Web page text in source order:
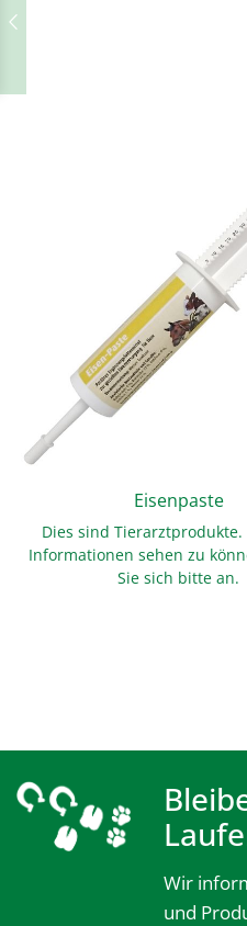
Eisenpaste
Dies sind
Informationen sehen zu
Sie sich bitte an.
Wir
und